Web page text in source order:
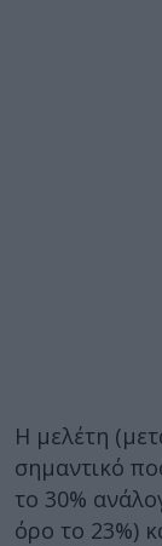
Η μελέτη
σημαντικό
το 30%
όρο το 23%)